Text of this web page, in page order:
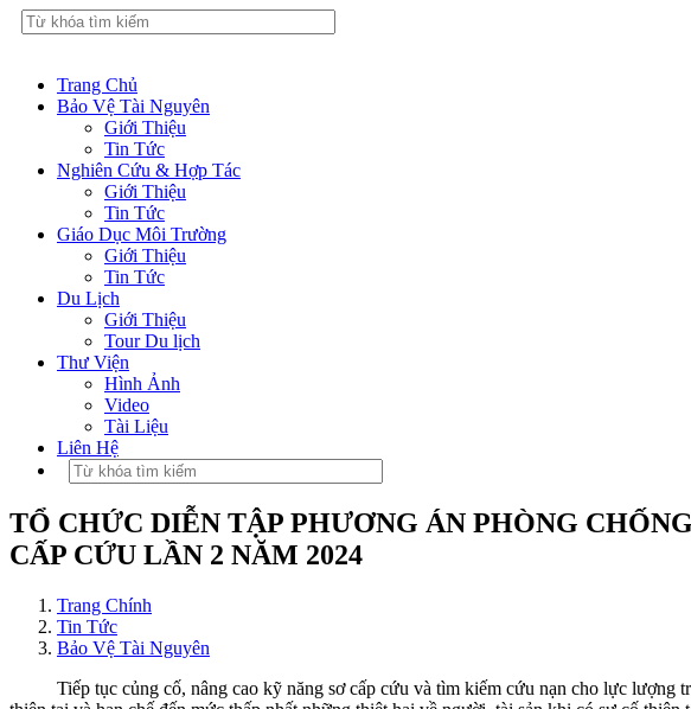
Trang Chủ
Bảo Vệ Tài Nguyên
Giới Thiệu
Tin Tức
Nghiên Cứu & Hợp Tác
Giới Thiệu
Tin Tức
Giáo Dục Môi Trường
Giới Thiệu
Tin Tức
Du Lịch
Giới Thiệu
Tour Du lịch
Thư Viện
Hình Ảnh
Video
Tài Liệu
Liên Hệ
TỔ CHỨC DIỄN TẬP PHƯƠNG ÁN PHÒNG
CẤP CỨU LẦN 2 NĂM 2024
Trang Chính
Tin Tức
Bảo Vệ Tài Nguyên
Tiếp tục củng cố, nâng cao kỹ năng sơ cấp cứu và tìm kiếm cứu nạn cho lực lượng